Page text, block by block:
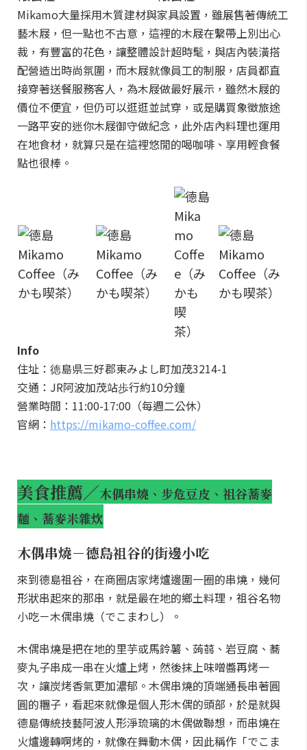
Mikamo大量採用木質建材與家具設置，雖展售著傳統工
藝木屐，但一點也不古意，這裡的木屐在繫帶上別出心
裁，有豐富的花色，讓整體設計超時髦，與店內裝潢搭
配營造出時尚氛圍，而木屐就像員工的制服，店員都直
接穿著送餐服務客人，為木屐做最好展示，雖然木屐的
價位不便宜，但仍可以逛逛並試穿，或是購買象徵旅途
一路平安的迷你木屐御守做紀念，此外店內料理也運用
在地食材，就算只是在這裡悠閒的喝咖啡、享用輕食餐
點也很棒。
Info
住址：徳島県三好郡東みよし町加茂3214-1
交通：JR阿波加茂站歩行約10分鐘
營業時間：11:00-17:00（每週二公休）
官網： https://mikamo-coffee.com/
美食推薦／木偶串燒、步危豆皮、祖谷蕎麥
麵、蕎麥米雜炊
木偶串燒－德島祖谷的街邊小吃
來到德島祖谷，在商圈店家烤爐邊圍一圈的串燒，幾何
形狀串起來的那串，就是最在地的鄉土料理，祖谷名物
小吃－木偶串燒（でこまわし）。
木偶串燒是把在地的里芋或馬鈴薯、蒟蒻、岩豆腐、蕎
麥丸子串成一串在火爐上烤，然後抹上味噌醬再烤一
次，讓炭烤香氣更加濃郁。木偶串燒的頂端通長串著圓
圓的糰子，看起來就像是個人形木偶的頭部，於是就與
德島傳統技藝阿波人形淨琉璃的木偶做聯想，而串燒在
火爐邊轉啊烤的，就像在舞動木偶，因此稱作「でこま